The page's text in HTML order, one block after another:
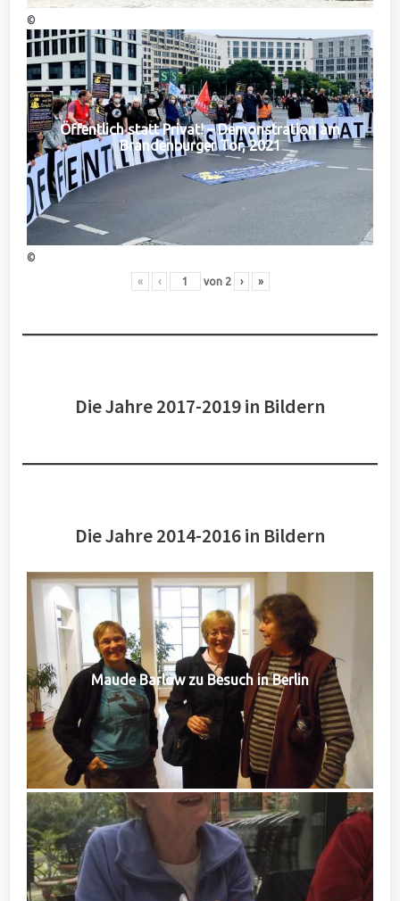
©
Öffentlich statt Privat! – Demonstration am
Brandenburger Tor, 2021
©
« ‹ von 2 › »
Die Jahre 2017-2019 in Bildern
Die Jahre 2014-2016 in Bildern
Maude Barlow zu Besuch in Berlin